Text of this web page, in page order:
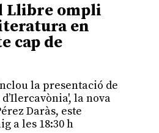
Llibre ompli
en
cap de
la presentació de
la nova
Daràs, este
a les 18:30 h